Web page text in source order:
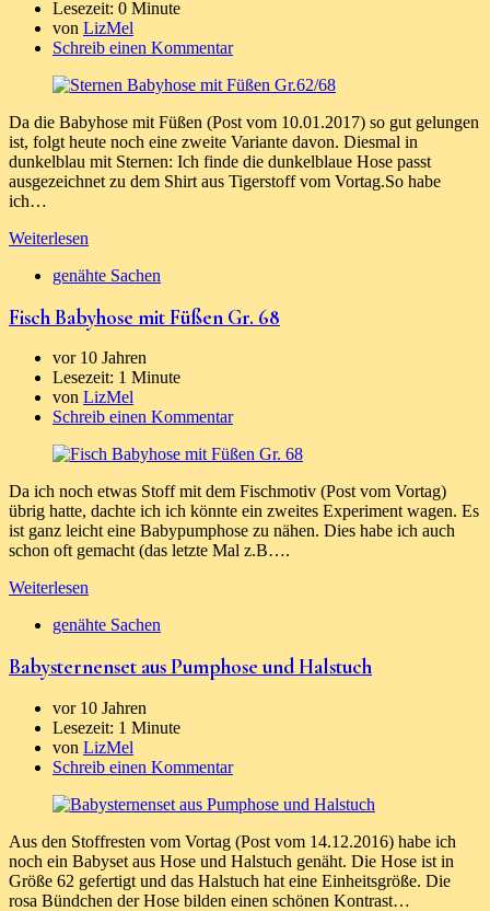
Lesezeit: 0 Minute
von LizMel
Schreib einen Kommentar
Da die Babyhose mit Füßen (Post vom 10.01.2017) so gut gelungen
ist, folgt heute noch eine zweite Variante davon. Diesmal in
dunkelblau mit Sternen: Ich finde die dunkelblaue Hose passt
ausgezeichnet zu dem Shirt aus Tigerstoff vom Vortag.So habe
ich…
Weiterlesen
genähte Sachen
Fisch Babyhose mit Füßen Gr. 68
vor 10 Jahren
Lesezeit: 1 Minute
von LizMel
Schreib einen Kommentar
Da ich noch etwas Stoff mit dem Fischmotiv (Post vom Vortag)
übrig hatte, dachte ich ich könnte ein zweites Experiment wagen. Es
ist ganz leicht eine Babypumphose zu nähen. Dies habe ich auch
schon oft gemacht (das letzte Mal z.B….
Weiterlesen
genähte Sachen
Babysternenset aus Pumphose und Halstuch
vor 10 Jahren
Lesezeit: 1 Minute
von LizMel
Schreib einen Kommentar
Aus den Stoffresten vom Vortag (Post vom 14.12.2016) habe ich
noch ein Babyset aus Hose und Halstuch genäht. Die Hose ist in
Größe 62 gefertigt und das Halstuch hat eine Einheitsgröße. Die
rosa Bündchen der Hose bilden einen schönen Kontrast…